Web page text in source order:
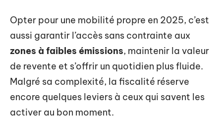
Opter pour une mobilité propre en 2025, c’est
aussi garantir l’accès sans contrainte aux
zones à faibles émissions, maintenir la valeur
de revente et s’offrir un quotidien plus fluide.
Malgré sa complexité, la fiscalité réserve
encore quelques leviers à ceux qui savent les
activer au bon moment.